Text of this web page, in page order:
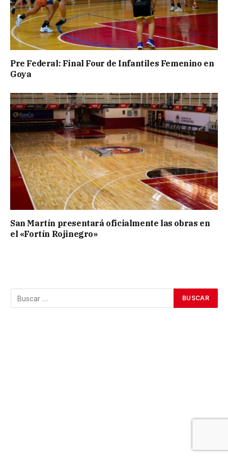
Pre Federal: Final Four de Infantiles Femenino en
Goya
San Martín presentará oficialmente las obras en
el «Fortín Rojinegro»